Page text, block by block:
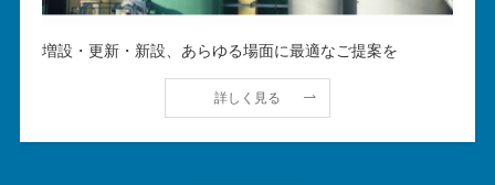
増設・更新・新設、あらゆる場面に最適なご提案を
詳しく見る